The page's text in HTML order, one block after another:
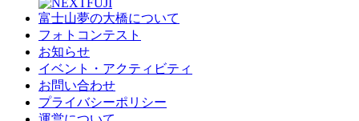
富士山夢の大橋について
フォトコンテスト
お知らせ
イベント・アクティビティ
お問い合わせ
プライバシーポリシー